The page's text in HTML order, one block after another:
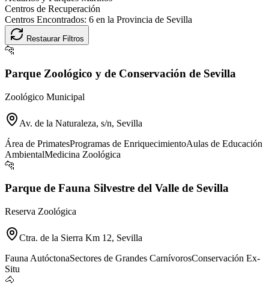
Centros de Recuperación
Centros Encontrados: 6 en la Provincia de Sevilla
Restaurar Filtros
🐆
Parque Zoológico y de Conservación de Sevilla
Zoológico Municipal
Av. de la Naturaleza, s/n, Sevilla
Área de PrimatesProgramas de EnriquecimientoAulas de Educación
AmbientalMedicina Zoológica
🐆
Parque de Fauna Silvestre del Valle de Sevilla
Reserva Zoológica
Ctra. de la Sierra Km 12, Sevilla
Fauna AutóctonaSectores de Grandes CarnívorosConservación Ex-
Situ
🐴